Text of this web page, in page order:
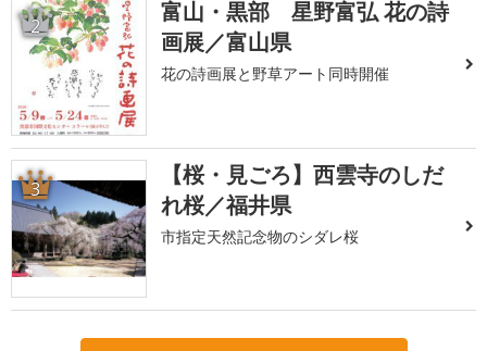
2
富山・黒部 星野富弘 花の詩
画展／富山県
花の詩画展と野草アート同時開催
3
【桜・見ごろ】西雲寺のしだ
れ桜／福井県
市指定天然記念物のシダレ桜